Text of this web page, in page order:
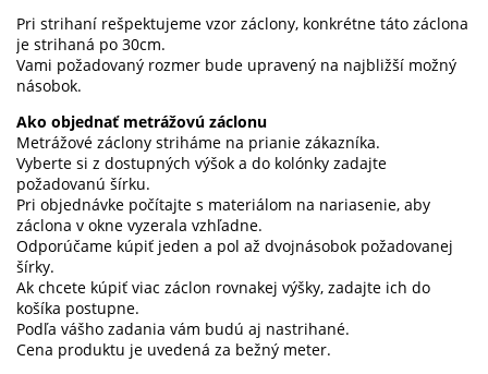
Pri strihaní rešpektujeme vzor záclony, konkrétne táto záclona
je strihaná po 30cm.
Vami požadovaný rozmer bude upravený na najbližší možný
násobok.
Ako objednať metrážovú záclonu
Metrážové záclony striháme na prianie zákazníka.
Vyberte si z dostupných výšok a do kolónky zadajte
požadovanú šírku.
Pri objednávke počítajte s materiálom na nariasenie, aby
záclona v okne vyzerala vzhľadne.
Odporúčame kúpiť jeden a pol až dvojnásobok požadovanej
šírky.
Ak chcete kúpiť viac záclon rovnakej výšky, zadajte ich do
košíka postupne.
Podľa vášho zadania vám budú aj nastrihané.
Cena produktu je uvedená za bežný meter.